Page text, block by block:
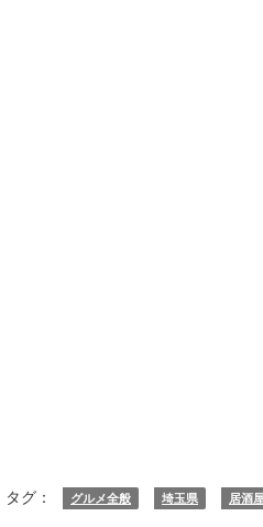
タグ： グルメ全般 埼玉県 居酒